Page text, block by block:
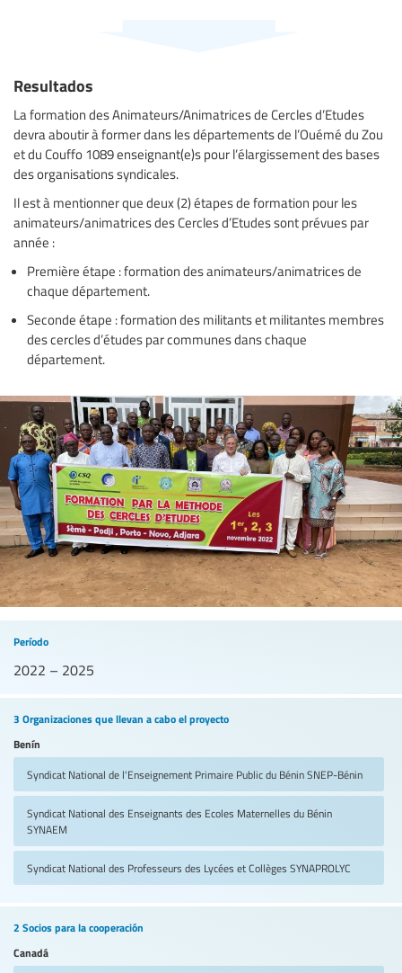
Resultados
La formation des Animateurs/Animatrices de Cercles d’Etudes
devra aboutir à former dans les départements de l’Ouémé du Zou
et du Couffo 1089 enseignant(e)s pour l’élargissement des bases
des organisations syndicales.
Il est à mentionner que deux (2) étapes de formation pour les
animateurs/animatrices des Cercles d’Etudes sont prévues par
année :
Première étape : formation des animateurs/animatrices de
chaque département.
Seconde étape : formation des militants et militantes membres
des cercles d’études par communes dans chaque
département.
Período
2022 – 2025
3 Organizaciones que llevan a cabo el proyecto
Benín
Syndicat National de l'Enseignement Primaire Public du BéninSNEP-Bénin
Syndicat National des Enseignants des Ecoles Maternelles du Bénin
SYNAEM
Syndicat National des Professeurs des Lycées et Collèges SYNAPROLYC
2 Socios para la cooperación
Canadá